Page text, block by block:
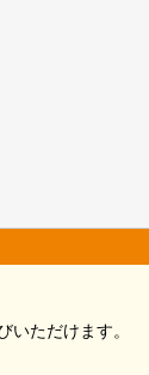
いただけます。